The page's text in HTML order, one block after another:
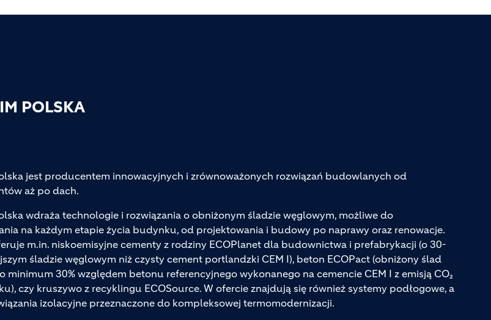
POLSKA
jest producentem innowacyjnych i zrównoważonych rozwiązań budowlanych od
aż po dach.
wdraża technologie i rozwiązania o obniżonym śladzie węglowym, możliwe do
na każdym etapie życia budynku, od projektowania i budowy po naprawy oraz renowacje.
m.in. niskoemisyjne cementy z rodziny ECOPlanet dla budownictwa i prefabrykacji (o 30-
śladzie węglowym niż czysty cement portlandzki CEM I), beton ECOPact (obniżony ślad
minimum 30% względem betonu referencyjnego wykonanego na cemencie CEM I z emisją CO₂
czy kruszywo z recyklingu ECOSource. W ofercie znajdują się również systemy podłogowe, a
izolacyjne przeznaczone do kompleksowej termomodernizacji.